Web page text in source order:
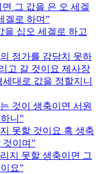
그 값을 은 오 세겔
겔로 하며
을 십오 세겔로 하고
정가를 감당치 못하
고 갈 것이요 제사장
대로 값을 정할지니
것이 생축이면 서원
니
못할 것이요 혹 생축
이며
지 못할 생축이면 그
요